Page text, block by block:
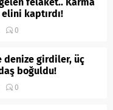
felaket.. Karma
kaptırdı!
0
denize girdiler, üç
boğuldu!
0